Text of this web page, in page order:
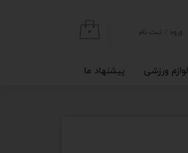
ورود ثبت نام
تغییر گذر واژه
۰
لوازم ورزشی پیشنهاد ما